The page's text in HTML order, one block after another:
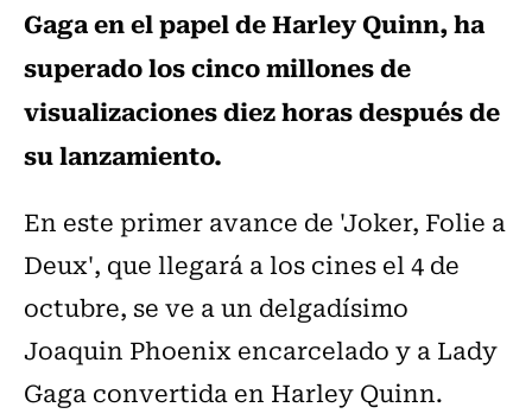
Gaga en el papel de Harley Quinn, ha
superado los cinco millones de
visualizaciones diez horas después de
su lanzamiento.
En este primer avance de 'Joker, Folie a
Deux', que llegará a los cines el 4 de
octubre, se ve a un delgadísimo
Joaquin Phoenix encarcelado y a Lady
Gaga convertida en Harley Quinn.